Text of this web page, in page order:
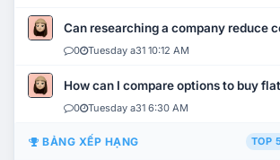
Can researching a company reduce
0 Tuesday a31 10:12 AM
How can I compare options to buy flat
0 Tuesday a31 6:30 AM
BẢNG XẾP HẠNG TOP